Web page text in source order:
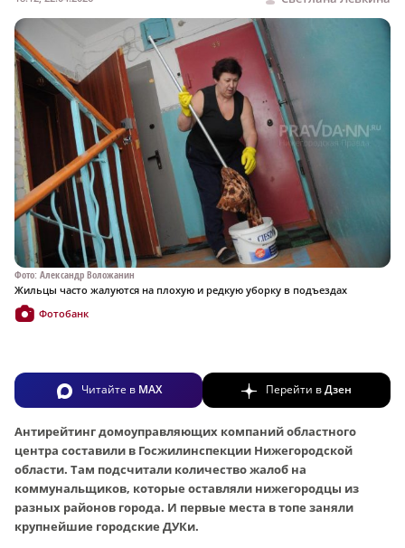
Фото: Александр Воложанин
Жильцы часто жалуются на плохую и редкую уборку в подъездах
Фотобанк
Читайте в MAX Перейти вДзен
Антирейтинг домоуправляющих компаний областного
центра составили в Госжилинспекции Нижегородской
области. Там подсчитали количество жалоб на
коммунальщиков, которые оставляли нижегородцы из
разных районов города. И первые места в топе заняли
крупнейшие городские ДУКи.